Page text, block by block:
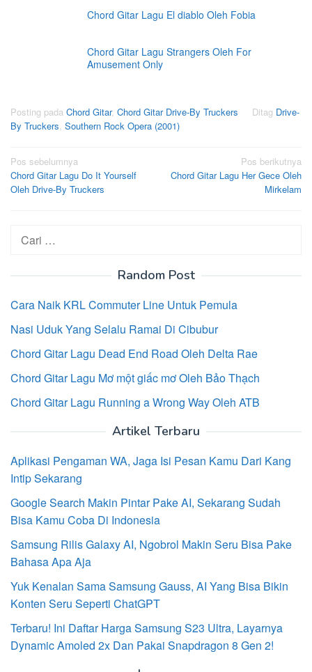
Chord Gitar Lagu El diablo Oleh Fobia
Chord Gitar Lagu Strangers Oleh For
Amusement Only
Posting pada Chord Gitar, Chord Gitar Drive-By Truckers Ditag Drive-
By Truckers, Southern Rock Opera (2001)
Navigasi
pos
Pos sebelumnya
Chord Gitar Lagu Do It Yourself
Oleh Drive-By Truckers
Pos berikutnya
Chord Gitar Lagu Her Gece Oleh
Mirkelam
Cari
untuk:
Random Post
Cara Naik KRL Commuter Line Untuk Pemula
Nasi Uduk Yang Selalu Ramai Di Cibubur
Chord Gitar Lagu Dead End Road Oleh Delta Rae
Chord Gitar Lagu Mơ một giấc mơ Oleh Bảo Thạch
Chord Gitar Lagu Running a Wrong Way Oleh ATB
Artikel Terbaru
Aplikasi Pengaman WA, Jaga Isi Pesan Kamu Dari Kang
Intip Sekarang
Google Search Makin Pintar Pake AI, Sekarang Sudah
Bisa Kamu Coba Di Indonesia
Samsung Rilis Galaxy AI, Ngobrol Makin Seru Bisa Pake
Bahasa Apa Aja
Yuk Kenalan Sama Samsung Gauss, AI Yang Bisa Bikin
Konten Seru Seperti ChatGPT
Terbaru! Ini Daftar Harga Samsung S23 Ultra, Layarnya
Dynamic Amoled 2x Dan Pakai Snapdragon 8 Gen 2!